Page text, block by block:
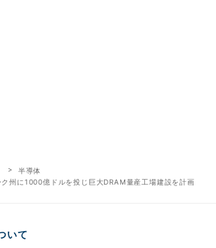
半導体
州に1000億ドルを投じ巨大DRAM量産工場建設を計画
いて